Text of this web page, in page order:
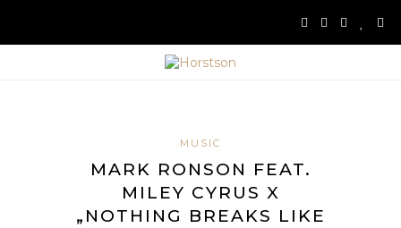
MUSIC
MARK RONSON FEAT.
MILEY CYRUS X
„NOTHING BREAKS LIKE